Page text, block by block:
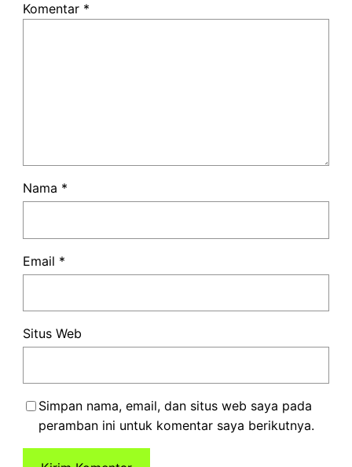
Komentar *
Nama *
Email *
Situs Web
Simpan nama, email, dan situs web saya pada
peramban ini untuk komentar saya berikutnya.